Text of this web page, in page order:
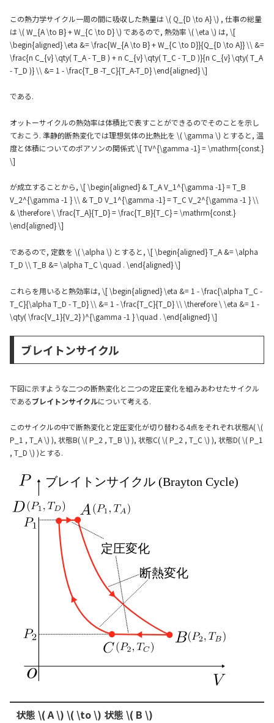
この熱力学サイクル一周の間に吸収した熱量は \( Q_{D \to A} \) , 仕事の総量
は \( W_{A \to B} + W_{C \to D} \) であるので, 熱効率 \( \eta \) は, \[
\begin{aligned} \eta &= \frac{W_{A \to B} + W_{C \to D}}{Q_{D \to A}} \\ &=
\frac{n C_{v} \qty( T_A - T_B ) + n C_{v} \qty( T_C - T_D )}{n C_{v} \qty( T_A
- T_D )} \\ &= 1 - \frac{T_B -T_C}{T_A-T_D} \end{aligned} \]
である.
オットーサイクルの熱効率は体積比で表すことができるのでそのことを示し
ておこう. 準静的断熱変化では理想気体の比熱比を \( \gamma \) とすると, 温
度と体積についてのポアソンの関係式 \[ TV^{\gamma -1} = \mathrm{const.}
\]
が成立することから, \[ \begin{aligned} & T_A V_1^{\gamma -1} = T_B
V_2^{\gamma -1 } \\ & T_D V_1^{\gamma -1} = T_C V_2^{\gamma -1 } \\
& \therefore \ \frac{T_A}{T_D} = \frac{T_B}{T_C} = \mathrm{const.}
\end{aligned} \]
であるので, 定数を \( \alpha \) とすると, \[ \begin{aligned} T_A &= \alpha
T_D \\ T_B &= \alpha T_C \quad . \end{aligned} \]
これらを用いると熱効率は, \[ \begin{aligned} \eta &= 1 - \frac{\alpha T_C -
T_C}{\alpha T_D - T_D} \\ &= 1 - \frac{T_C}{T_D} \\ \therefore \ \eta &= 1 -
\qty( \frac{V_1}{V_2} )^{\gamma -1 } \quad . \end{aligned} \]
ブレイトンサイクル
下図に示すような二つの断熱変化と二つの定圧変化を組みあわせたサイクル
であるブレイトンサイクルについて考える.
このサイクルの中で断熱変化と定圧変化が切り替わる4点をそれぞれ状態A( \(
P_1 , T_A \) ), 状態B( \( P_2 , T_B \) ), 状態C( \( P_2 , T_C \) ), 状態D( \( P_1
, T_D \) )とする.
状態 \( A \) \( \to \) 状態 \( B \)